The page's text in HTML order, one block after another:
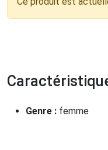
Genre : femme